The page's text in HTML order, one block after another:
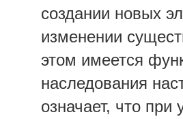
создании новых
изменении
этом имеется
наследования
означает, что при